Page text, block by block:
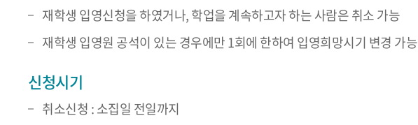
재학생 입영신청을 하였거나, 학업을 계속하고자 하는 사람은 취소 가능
재학생 입영원 공석이 있는 경우에만 1회에 한하여 입영희망시기 변경 가능
신청시기
취소신청 : 소집일 전일까지